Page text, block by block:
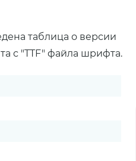
таблица о версии
с "TTF" файла шрифта.